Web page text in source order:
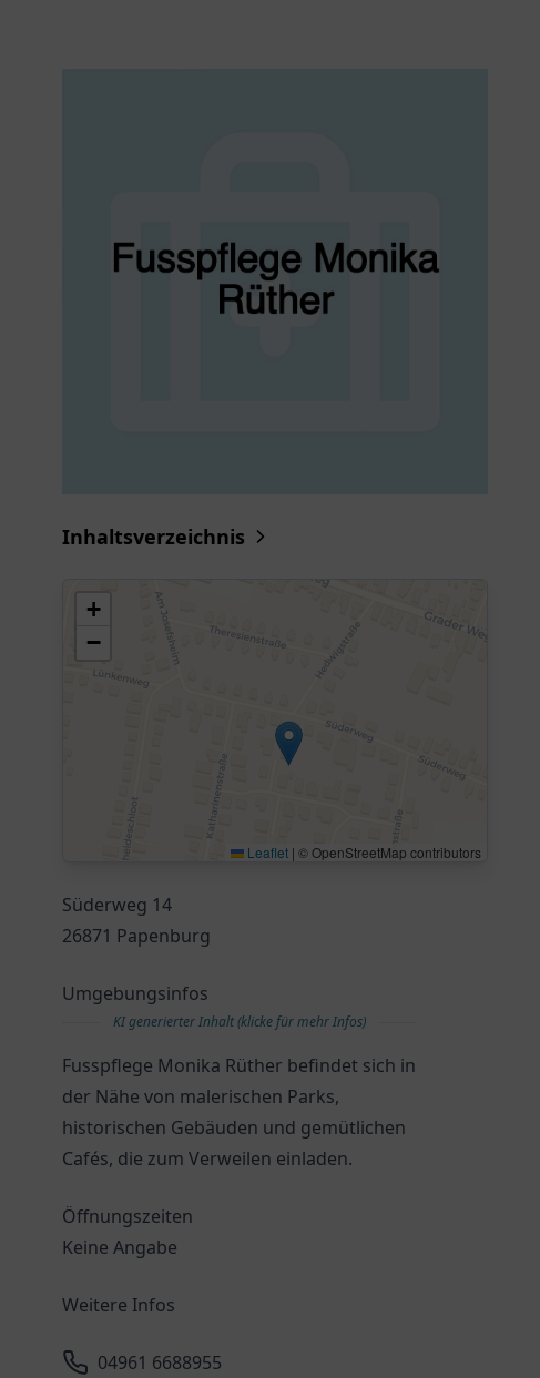
Inhaltsverzeichnis
+
−
Leaflet | © OpenStreetMap contributors
Süderweg 14
26871 Papenburg
Umgebungsinfos
KI generierter Inhalt (klicke für mehr Infos)
Fusspflege Monika Rüther befindet sich in
der Nähe von malerischen Parks,
historischen Gebäuden und gemütlichen
Cafés, die zum Verweilen einladen.
Öffnungszeiten
Keine Angabe
Weitere Infos
04961 6688955